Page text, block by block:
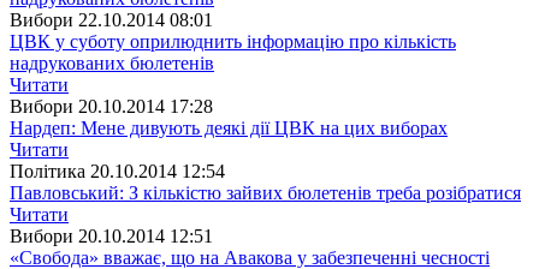
Вибори 22.10.2014 08:01
ЦВК у суботу оприлюднить інформацію про кількість
надрукованих бюлетенів
Читати
Вибори 20.10.2014 17:28
Нардеп: Мене дивують деякі дії ЦВК на цих виборах
Читати
Полiтика 20.10.2014 12:54
Павловський: З кількістю зайвих бюлетенів треба розібратися
Читати
Вибори 20.10.2014 12:51
«Свобода» вважає, що на Авакова у забезпеченні чесності